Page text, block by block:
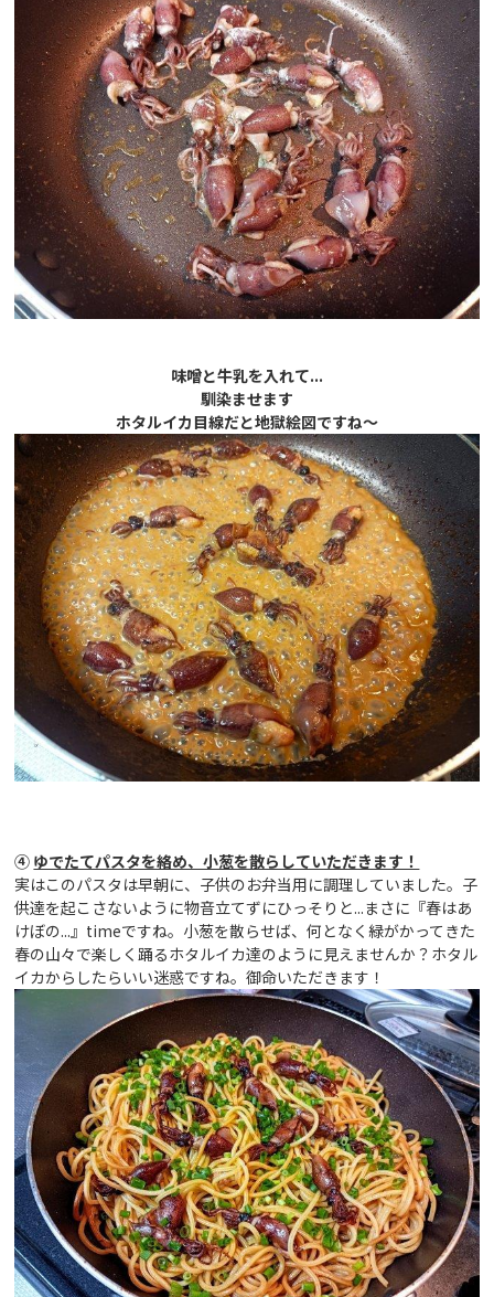
味噌と牛乳を入れて...
馴染ませます
ホタルイカ目線だと地獄絵図ですね～
④ ゆでたてパスタを絡め、小葱を散らしていただきます！
実はこのパスタは早朝に、子供のお弁当用に調理していました。子
供達を起こさないように物音立てずにひっそりと...まさに『春はあ
けぼの...』timeですね。小葱を散らせば、何となく緑がかってきた
春の山々で楽しく踊るホタルイカ達のように見えませんか？ホタル
イカからしたらいい迷惑ですね。御命いただきます！